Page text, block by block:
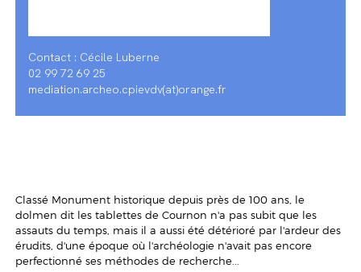
Contact : Cécile Luberne
02 99 72 69 25
mediation.archeo.cpievdv(at)orange.fr
Classé Monument historique depuis près de 100 ans, le
dolmen dit les tablettes de Cournon n'a pas subit que les
assauts du temps, mais il a aussi été détérioré par l'ardeur des
érudits, d'une époque où l'archéologie n'avait pas encore
perfectionné ses méthodes de recherche...